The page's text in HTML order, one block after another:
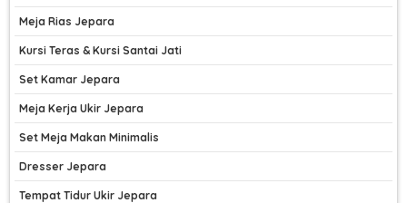
Meja Rias Jepara
Kursi Teras & Kursi Santai Jati
Set Kamar Jepara
Meja Kerja Ukir Jepara
Set Meja Makan Minimalis
Dresser Jepara
Tempat Tidur Ukir Jepara